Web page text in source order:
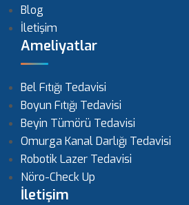
Blog
İletişim
Ameliyatlar
Bel Fıtığı Tedavisi
Boyun Fıtığı Tedavisi
Beyin Tümörü Tedavisi
Omurga Kanal Darlığı Tedavisi
Robotik Lazer Tedavisi
Nöro-Check Up
İletişim